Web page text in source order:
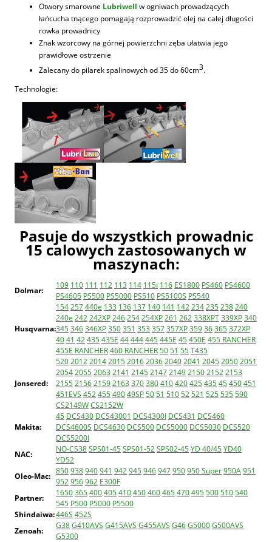
Otwory smarowne Lubriwell w ogniwach prowadzących
łańcucha tnącego pomagają rozprowadzić olej na całej długości
rowka prowadnicy
Znak wzorcowy na górnej powierzchni zęba ułatwia jego
prawidłowe ostrzenie
Zalecany do pilarek spalinowych od 35 do 60cm3.
Technologie:
Pasuje do wszystkich prowadnic
15 calowych zastosowanych w
maszynach:
Dolmar:
109 110 111 112 113 114 115i 116 ES1800 PS460 PS4600
PS4605 PS500 PS5000 PS510 PS5100S PS540
Husqvarna:
154257440e 133 136 137 140 141 142234235238240
240e 242242XP246254254XP261 262338XPT339XP340
345346346XP350351 353357357XP35936365372XP
4041 42435435E 44444445445E 45450E 455 RANCHER
455E RANCHER460 RANCHER5051 55T435
Jonsered:
5202012201420152016203620402041 204520502051
2054205520632141 214521472149215021522153
215521562159216337038041042042543545450451
451EVS 45245549049SP5051 51052521 525535590
CS2149WCS2152W
Makita:
45 DCS430 DCS43001 DCS4300I DCS431 DCS460
DCS4600S DCS4630 DCS500 DCS5000 DCS5030 DCS520
DCS5200I
NAC:
NO-CS38SPS01-45SPS01-52SPS02-45YD 40/45YD40
YD52
Oleo-Mac:
850938940941 942945946947950950 Super950A951
952956962 E300F
Partner:
1650365400405410450460465470495500510540
545 P500 P5000 P5500
Shindaiwa:446S 452S
Zenoah:
G38G410AVS G415AVS G455AVS G46G5000G500AVS
G5300